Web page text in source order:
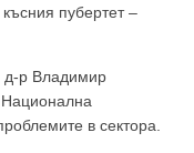
пубертет –
д-р Владимир
в сектора.